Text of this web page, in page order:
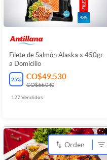
Filete de Salmón Alaska x 450gr
a Domicilio
25% CO$49.530
CO$66.040
127Vendidos
Orden